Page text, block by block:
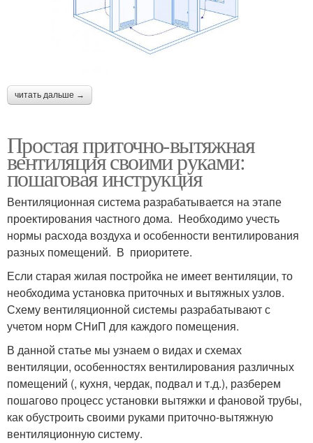
читать дальше →
Простая приточно-вытяжная
вентиляция своими руками:
пошаговая инструкция
Вентиляционная система разрабатывается на этапе
проектирования частного дома. Необходимо учесть
нормы расхода воздуха и особенности вентилирования
разных помещений. В приоритете.
Если старая жилая постройка не имеет вентиляции, то
необходима установка приточных и вытяжных узлов.
Схему вентиляционной системы разрабатывают с
учетом норм СНиП для каждого помещения.
В данной статье мы узнаем о видах и схемах
вентиляции, особенностях вентилирования различных
помещений (, кухня, чердак, подвал и т.д.), разберем
пошагово процесс установки вытяжки и фановой трубы,
как обустроить своими руками приточно-вытяжную
вентиляционную систему.